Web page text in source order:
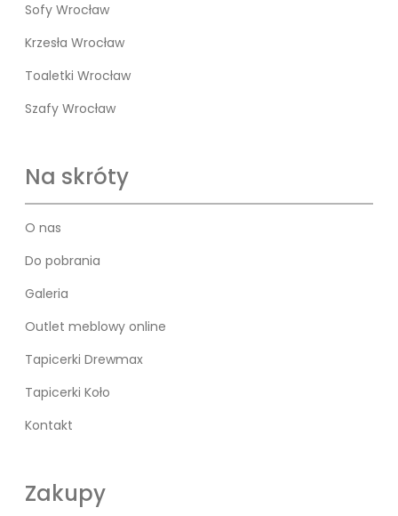
Sofy Wrocław
Krzesła Wrocław
Toaletki Wrocław
Szafy Wrocław
Na skróty
O nas
Do pobrania
Galeria
Outlet meblowy online
Tapicerki Drewmax
Tapicerki Koło
Kontakt
Zakupy